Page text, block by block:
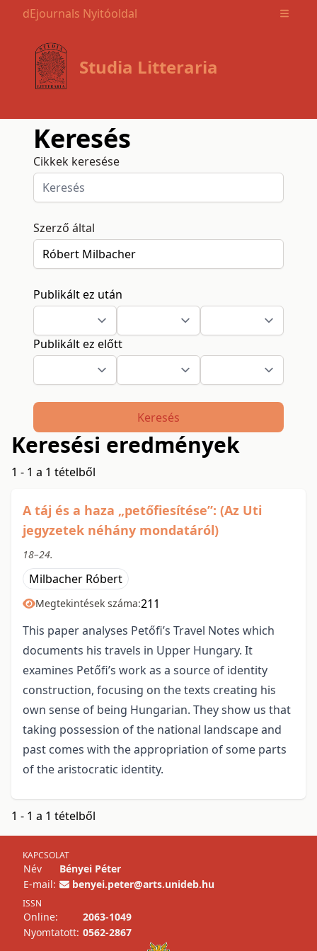
dEjournals Nyitóoldal Open
Studia Litteraria
Keresés
Cikkek keresése
Szerző által
Publikált ez után
Publikált ez előtt
Keresés
Keresési eredmények
1 - 1 a 1 tételből
A táj és a haza „petőfiesítése”: (Az Uti
jegyzetek néhány mondatáról)
18–24.
Milbacher Róbert
Megtekintések száma:211
This paper analyses Petőfi’s Travel Notes which
documents his travels in Upper Hungary. It
examines Petőfi’s work as a source of identity
construction, focusing on the texts creating his
own sense of being Hungarian. They show us that
taking possession of the national landscape and
past comes with the appropriation of some parts
of the aristocratic identity.
1 - 1 a 1 tételből
KAPCSOLAT
Név
Bényei Péter
E-mail:
benyei.peter@arts.unideb.hu
ISSN
Online:
2063-1049
Nyomtatott: 0562-2867